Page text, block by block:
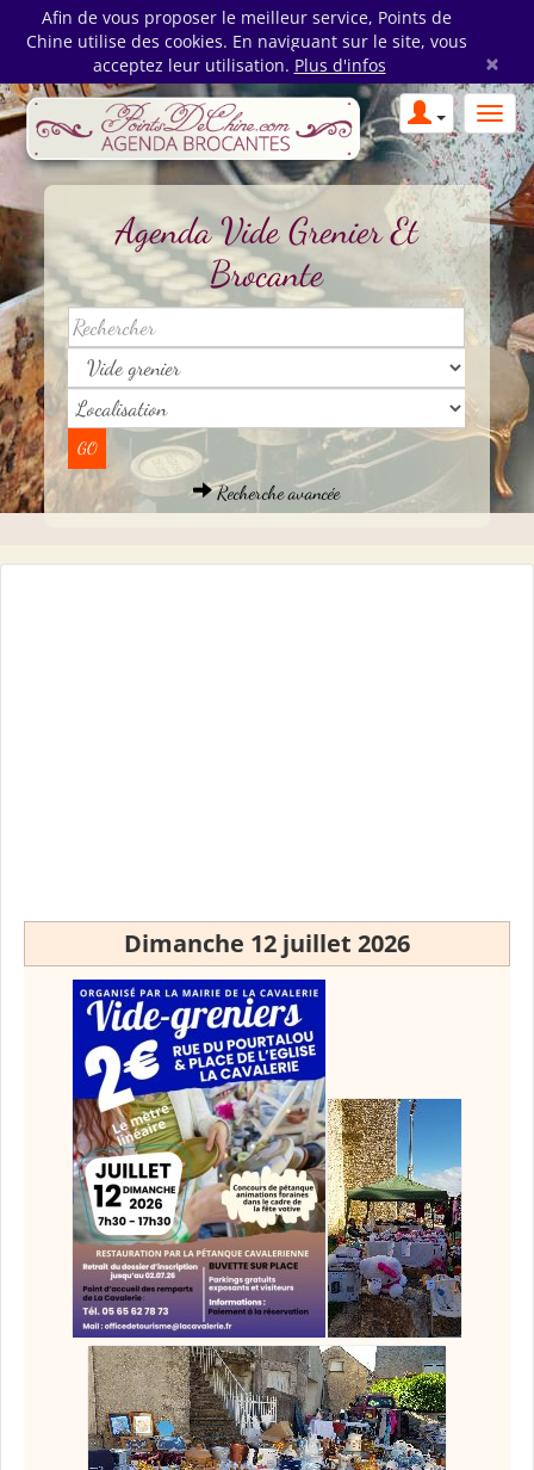
Afin de vous proposer le meilleur service, Points de
Chine utilise des cookies. En naviguant sur le site, vous
acceptez leur utilisation. Plus d'infos ×
Agenda Vide Grenier Et
Brocante
Recherche avancée
Dimanche 12 juillet 2026